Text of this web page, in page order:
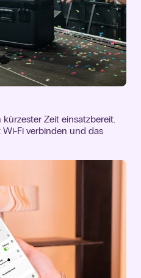
Zeit einsatzbereit.
Fi verbinden und das